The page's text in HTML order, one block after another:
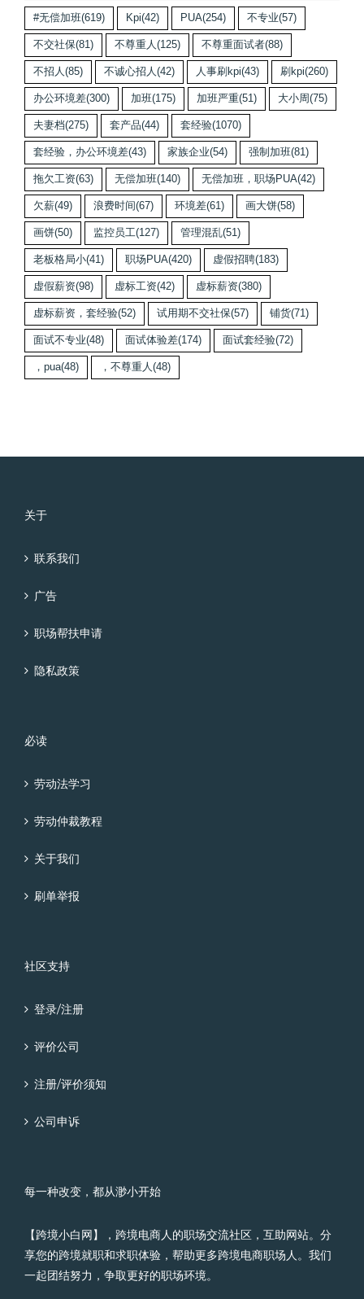
#无偿加班(619) Kpi(42) PUA(254) 不专业(57)
不交社保(81) 不尊重人(125) 不尊重面试者(88)
不招人(85) 不诚心招人(42) 人事刷kpi(43) 刷kpi(260)
办公环境差(300) 加班(175) 加班严重(51) 大小周(75)
夫妻档(275) 套产品(44) 套经验(1070)
套经验，办公环境差(43) 家族企业(54) 强制加班(81)
拖欠工资(63) 无偿加班(140) 无偿加班，职场PUA(42)
欠薪(49) 浪费时间 (67) 环境差(61) 画大饼(58)
画饼(50) 监控员工(127) 管理混乱(51)
老板格局小(41) 职场PUA(420) 虚假招聘(183)
虚假薪资(98) 虚标工资(42) 虚标薪资(380)
虚标薪资，套经验(52) 试用期不交社保(57) 铺货(71)
面试不专业(48) 面试体验差(174) 面试套经验(72)
，pua(48) ，不尊重人(48)
关于
联系我们
广告
职场帮扶申请
隐私政策
必读
劳动法学习
劳动仲裁教程
关于我们
刷单举报
社区支持
登录/注册
评价公司
注册/评价须知
公司申诉
每一种改变，都从渺小开始
【跨境小白网】，跨境电商人的职场交流社区，互助网站。分
享您的跨境就职和求职体验，帮助更多跨境电商职场人。我们
一起团结努力，争取更好的职场环境。